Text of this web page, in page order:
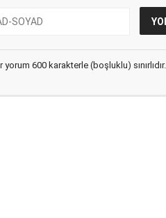
600 karakterle (boşluklu) sınırlıdır.